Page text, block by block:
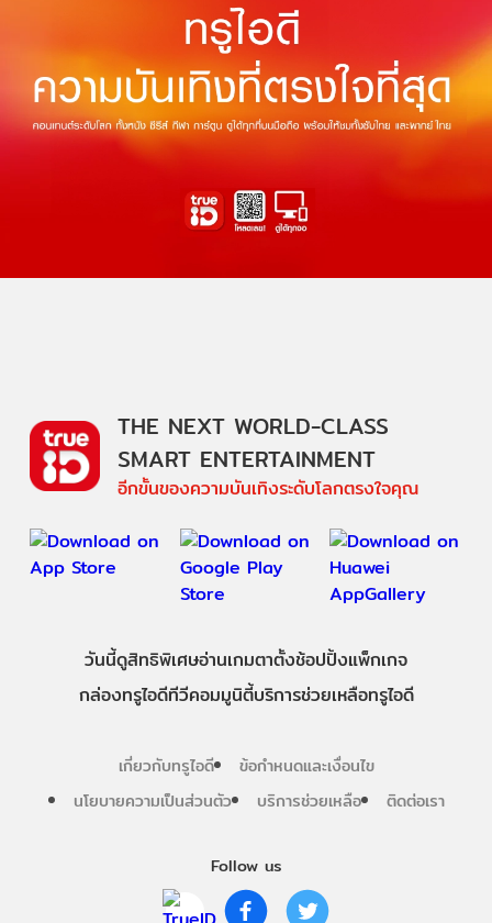
Follow us
THE NEXT WORLD-CLASS
SMART ENTERTAINMENT
อีกขั้นของความบันเทิงระดับโลกตรงใจคุณ
วันนี้ดูสิทธิพิเศษอ่านเกมตาตั้งช้อปปิ้งแพ็กเกจ
กล่องทรูไอดีทีวีคอมมูนิตี้บริการช่วยเหลือทรูไอดี
เกี่ยวกับทรูไอดี
ข้อกำหนดและเงื่อนไข
นโยบายความเป็นส่วนตัว
บริการช่วยเหลือ ติดต่อเรา